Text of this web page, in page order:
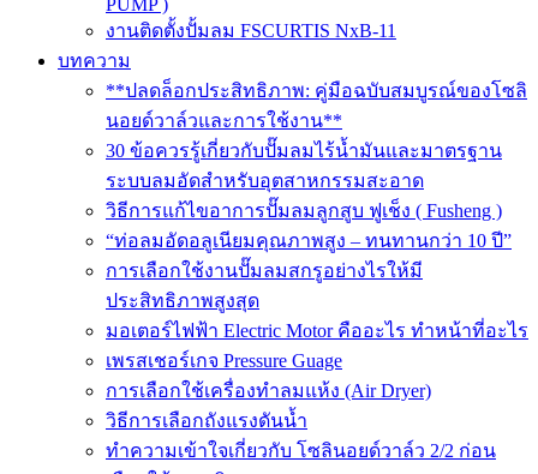
PUMP )
งานติดตั้งปั้มลม FSCURTIS NxB-11
บทความ
**ปลดล็อกประสิทธิภาพ: คู่มือฉบับสมบูรณ์ของโซลิ
นอยด์วาล์วและการใช้งาน**
30 ข้อควรรู้เกี่ยวกับปั๊มลมไร้น้ำมันและมาตรฐาน
ระบบลมอัดสำหรับอุตสาหกรรมสะอาด
วิธีการแก้ไขอาการปั๊มลมลูกสูบ ฟูเช็ง ( Fusheng )
“ท่อลมอัดอลูเนียมคุณภาพสูง – ทนทานกว่า 10 ปี”
การเลือกใช้งานปั๊มลมสกรูอย่างไรให้มี
ประสิทธิภาพสูงสุด
มอเตอร์ไฟฟ้า Electric Motor คืออะไร ทำหน้าที่อะไร
เพรสเชอร์เกจ Pressure Guage
การเลือกใช้เครื่องทำลมแห้ง (Air Dryer)
วิธีการเลือกถังแรงดันน้ำ
ทำความเข้าใจเกี่ยวกับ โซลินอยด์วาล์ว 2/2 ก่อน